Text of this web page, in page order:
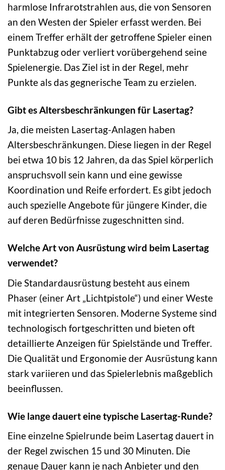
harmlose Infrarotstrahlen aus, die von Sensoren
an den Westen der Spieler erfasst werden. Bei
einem Treffer erhält der getroffene Spieler einen
Punktabzug oder verliert vorübergehend seine
Spielenergie. Das Ziel ist in der Regel, mehr
Punkte als das gegnerische Team zu erzielen.
Gibt es Altersbeschränkungen für Lasertag?
Ja, die meisten Lasertag-Anlagen haben
Altersbeschränkungen. Diese liegen in der Regel
bei etwa 10 bis 12 Jahren, da das Spiel körperlich
anspruchsvoll sein kann und eine gewisse
Koordination und Reife erfordert. Es gibt jedoch
auch spezielle Angebote für jüngere Kinder, die
auf deren Bedürfnisse zugeschnitten sind.
Welche Art von Ausrüstung wird beim Lasertag
verwendet?
Die Standardausrüstung besteht aus einem
Phaser (einer Art „Lichtpistole“) und einer Weste
mit integrierten Sensoren. Moderne Systeme sind
technologisch fortgeschritten und bieten oft
detaillierte Anzeigen für Spielstände und Treffer.
Die Qualität und Ergonomie der Ausrüstung kann
stark variieren und das Spielerlebnis maßgeblich
beeinflussen.
Wie lange dauert eine typische Lasertag-Runde?
Eine einzelne Spielrunde beim Lasertag dauert in
der Regel zwischen 15 und 30 Minuten. Die
genaue Dauer kann je nach Anbieter und den